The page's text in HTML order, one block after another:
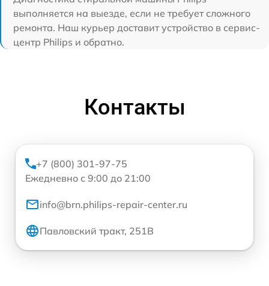
выполняется на выезде, если не требует сложного
ремонта. Наш курьер доставит устройство в сервис-
центр Philips и обратно.
Контакты
+7 (800) 301-97-75
Ежедневно с 9:00 до 21:00
info@brn.philips-repair-center.ru
Павловский тракт, 251В